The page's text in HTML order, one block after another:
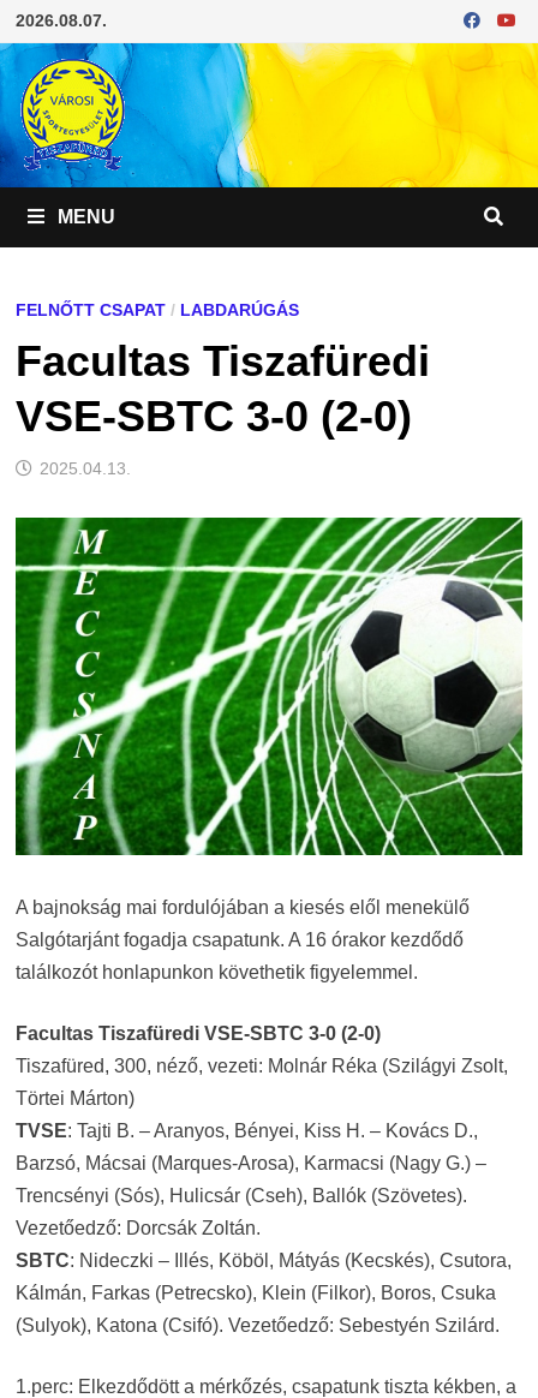
Skip
to
content
2026.08.07.
MENU
FELNŐTT CSAPAT/ LABDARÚGÁS
Facultas Tiszafüredi
VSE-SBTC 3-0 (2-0)
2025.04.13.
A bajnokság mai fordulójában a kiesés elől menekülő
Salgótarjánt fogadja csapatunk. A 16 órakor kezdődő
találkozót honlapunkon követhetik figyelemmel.
Facultas Tiszafüredi VSE-SBTC 3-0 (2-0)
Tiszafüred, 300, néző, vezeti: Molnár Réka (Szilágyi Zsolt,
Törtei Márton)
TVSE: Tajti B. – Aranyos, Bényei, Kiss H. – Kovács D.,
Barzsó, Mácsai (Marques-Arosa), Karmacsi (Nagy G.) –
Trencsényi (Sós), Hulicsár (Cseh), Ballók (Szövetes).
Vezetőedző: Dorcsák Zoltán.
SBTC: Nideczki – Illés, Köböl, Mátyás (Kecskés), Csutora,
Kálmán, Farkas (Petrecsko), Klein (Filkor), Boros, Csuka
(Sulyok), Katona (Csifó). Vezetőedző: Sebestyén Szilárd.
1.perc: Elkezdődött a mérkőzés, csapatunk tiszta kékben, a